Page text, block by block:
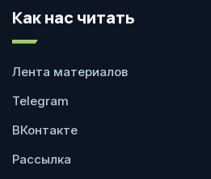
Как нас читать
Лента материалов
Telegram
ВКонтакте
Рассылка